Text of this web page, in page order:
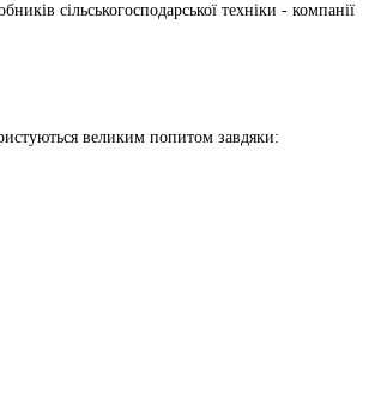
сільськогосподарської техніки - компанії
великим попитом завдяки: